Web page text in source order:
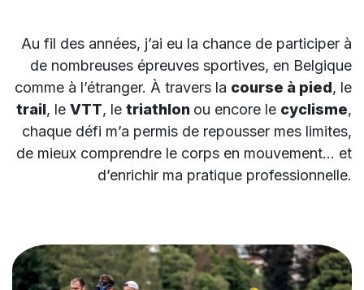
Au fil des années, j’ai eu la chance de participer à
de nombreuses épreuves sportives, en Belgique
comme à l’étranger. À travers la course à pied, le
trail, le VTT, le triathlon ou encore le cyclisme,
chaque défi m’a permis de repousser mes limites,
de mieux comprendre le corps en mouvement… et
d’enrichir ma pratique professionnelle.